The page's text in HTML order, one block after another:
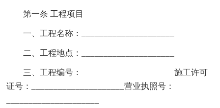
第一条 工程项目
一、工程名称：_____________________
二、工程地点：_____________________
三、工程编号：_____________________施工许可
证号：_____________________营业执照号：